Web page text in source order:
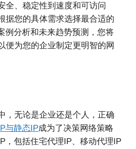
全、稳定性到速度和可访问
据您的具体需求选择最合适的
例分析和未来趋势预测，您将
便为您的企业制定更明智的网
，无论是企业还是个人，正确
与静态IP成为了决策网络策略
，包括住宅代理IP、移动代理IP